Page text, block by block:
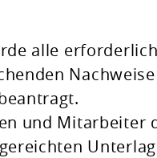
alle
und Mitarbeiter